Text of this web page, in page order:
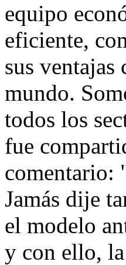
equipo
eficiente,
sus
mundo.
todos los
fue
comentario:
Jamás dije
el modelo
y con ello,